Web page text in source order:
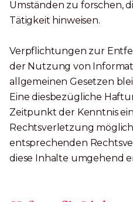
Umständen zu forschen,
Tätigkeit hinweisen.
Verpflichtungen zur
der Nutzung von
allgemeinen Gesetzen
Eine diesbezügliche
Zeitpunkt der Kenntnis
Rechtsverletzung
entsprechenden
diese Inhalte umgehend